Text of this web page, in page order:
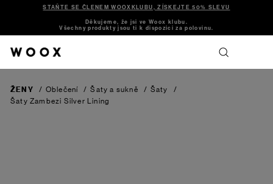
STAŇTE SE ČLENEM WOOXKLUBU, ZÍSKEJTE 50% SLEVU
Děkujeme, že jsi ve Woox klubu.
Všechny produkty jsou ti k dispozici za polovinu.
ŽENY / Oblečení / Šaty a sukně / Šaty
/
Šaty Zambezi Silver Lining